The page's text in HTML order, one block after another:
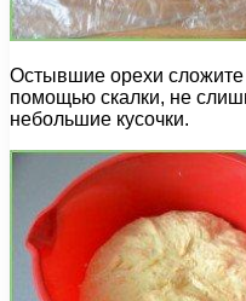
Остывшие орехи сложите
помощью скалки, не
небольшие кусочки.